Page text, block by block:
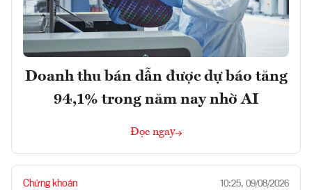
Doanh thu bán dẫn được dự báo tăng
94,1% trong năm nay nhờ AI
Đọc ngay
Chứng khoán 10:25, 09/08/2026